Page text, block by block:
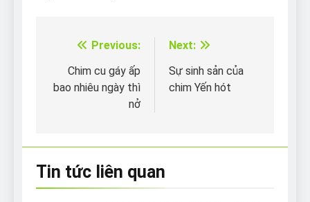
Điều
hướng
Previous:
Chim cu gáy ấp
bao nhiêu ngày thì
nở
Next:
Sự sinh sản của
chim Yến hót
Tin tức liên quan